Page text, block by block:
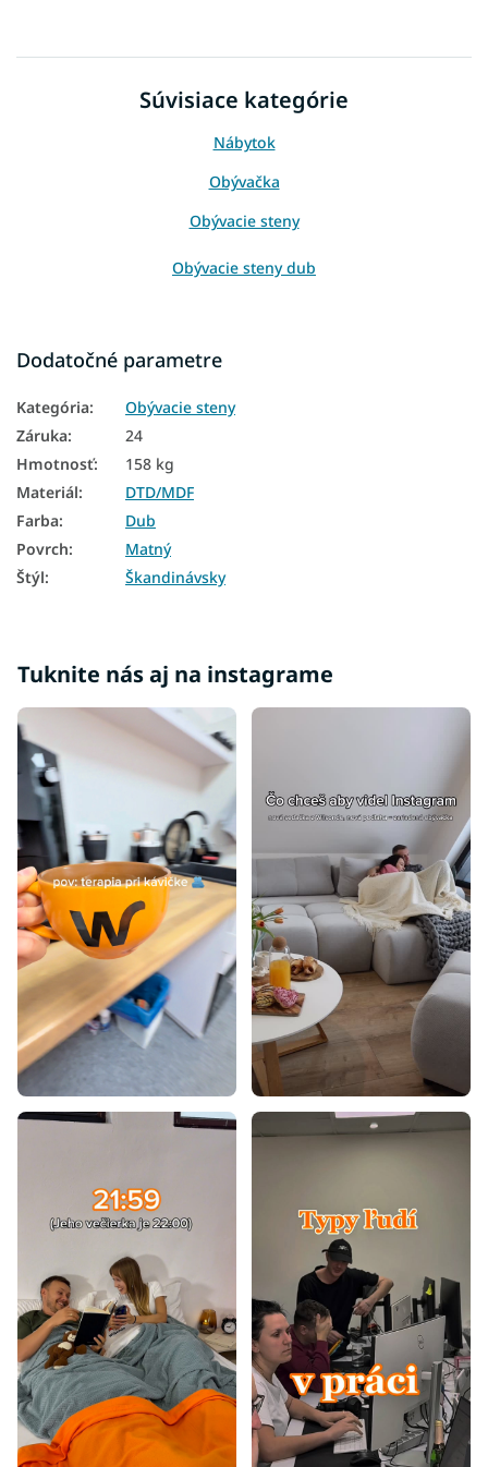
Súvisiace kategórie
Nábytok
Obývačka
Obývacie steny
Obývacie steny dub
Dodatočné parametre
Kategória:
Obývacie steny
Záruka:
24
Hmotnosť:
158 kg
Materiál:
DTD/MDF
Farba:
Dub
Povrch:
Matný
Štýl: Škandinávsky
Tuknite nás aj na instagrame